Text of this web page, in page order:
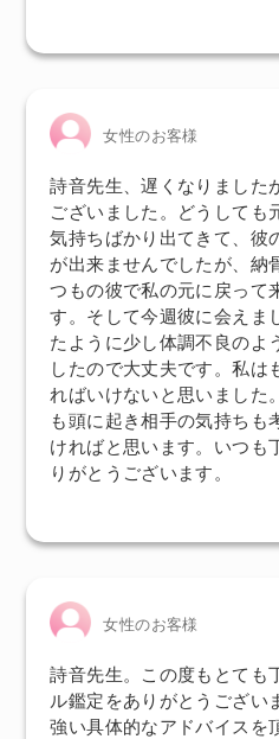
女性のお客様
詩音先生、遅くなりました
ございました。どうしても
気持ちばかり出てきて、彼
が出来ませんでしたが、納
つもの彼で私の元に戻って
す。そして今週彼に会えま
たように少し体調不良のよ
したので大丈夫です。私は
ればいけないと思いました
も頭に起き相手の気持ちも
ければと思います。いつも
りがとうございます。
女性のお客様
詩音先生。この度もとても
ル鑑定をありがとうござい
強い具体的なアドバイスを